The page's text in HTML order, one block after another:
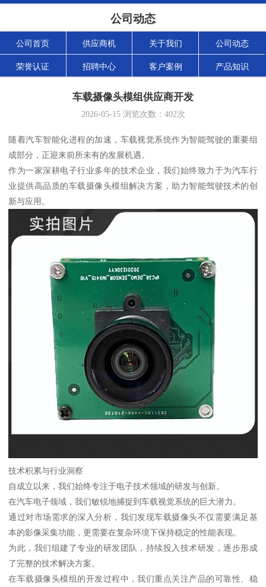
公司动态
公司首页 供应商机 关于我们 公司动态
荣誉认证 招聘中心 客户案例 产品知识
车载摄像头模组供应商开发
2026-05-15浏览次数： 402次
随着汽车智能化进程的加速，车载视觉系统作为智能驾驶的重要组
成部分，正迎来前所未有的发展机遇。
作为一家深耕电子行业多年的技术企业，我们始终致力于为汽车行
业提供高品质的车载摄像头模组解决方案，助力智能驾驶技术的创
新与应用。
技术积累与行业洞察
自成立以来，我们始终专注于电子技术领域的研发与创新。
在汽车电子领域，我们敏锐地捕捉到车载视觉系统的巨大潜力。
通过对市场需求的深入分析，我们发现车载摄像头不仅需要满足基
本的影像采集功能，更需要在复杂环境下保持稳定的性能表现。
为此，我们组建了专业的研发团队，持续投入技术研发，逐步形成
了完整的技术解决方案。
在车载摄像头模组的开发过程中，我们重点关注产品的可靠性、稳